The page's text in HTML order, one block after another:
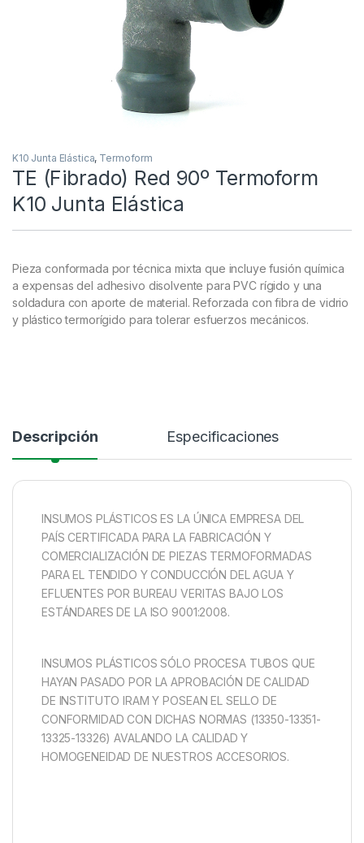
K10 Junta Elástica, Termoform
TE (Fibrado) Red 90º Termoform
K10 Junta Elástica
Pieza conformada por técnica mixta que incluye fusión química
a expensas del adhesivo disolvente para PVC rígido y una
soldadura con aporte de material. Reforzada con fibra de vidrio
y plástico termorígido para tolerar esfuerzos mecánicos.
Descripción Especificaciones
INSUMOS PLÁSTICOS ES LA ÚNICA EMPRESA DEL
PAÍS CERTIFICADA PARA LA FABRICACIÓN Y
COMERCIALIZACIÓN DE PIEZAS TERMOFORMADAS
PARA EL TENDIDO Y CONDUCCIÓN DEL AGUA Y
EFLUENTES POR BUREAU VERITAS BAJO LOS
ESTÁNDARES DE LA ISO 9001:2008.
INSUMOS PLÁSTICOS SÓLO PROCESA TUBOS QUE
HAYAN PASADO POR LA APROBACIÓN DE CALIDAD
DE INSTITUTO IRAM Y POSEAN EL SELLO DE
CONFORMIDAD CON DICHAS NORMAS (13350-13351-
13325-13326) AVALANDO LA CALIDAD Y
HOMOGENEIDAD DE NUESTROS ACCESORIOS.